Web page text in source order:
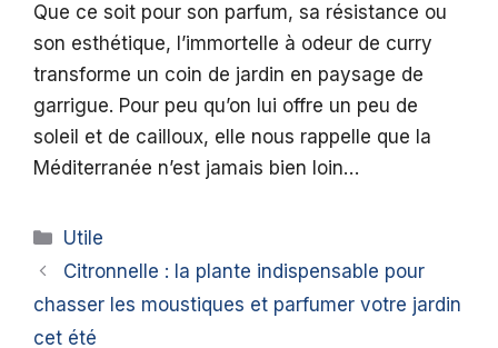
Que ce soit pour son parfum, sa résistance ou
son esthétique, l’immortelle à odeur de curry
transforme un coin de jardin en paysage de
garrigue. Pour peu qu’on lui offre un peu de
soleil et de cailloux, elle nous rappelle que la
Méditerranée n’est jamais bien loin…
Catégories
Utile
Citronnelle : la plante indispensable pour
chasser les moustiques et parfumer votre jardin
cet été